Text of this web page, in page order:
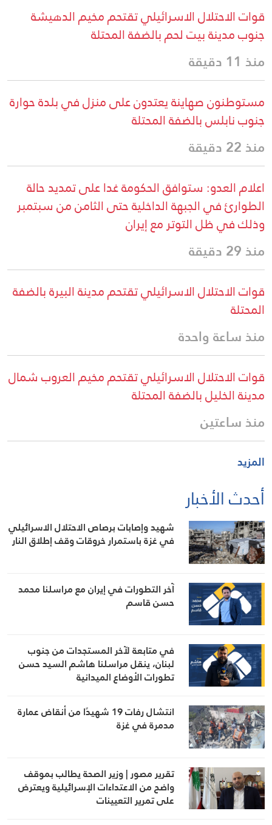
قوات الاحتلال الاسرائيلي تقتحم مخيم الدهيشة
جنوب مدينة بيت لحم بالضفة المحتلة
منذ 11 دقيقة
مستوطنون صهاينة يعتدون على منزل في بلدة حوارة
جنوب نابلس بالضفة المحتلة
منذ 22 دقيقة
اعلام العدو: ستوافق الحكومة غدا على تمديد حالة
الطوارئ في الجبهة الداخلية حتى الثامن من سبتمبر
وذلك في ظل التوتر مع إيران
منذ 29 دقيقة
قوات الاحتلال الاسرائيلي تقتحم مدينة البيرة بالضفة
المحتلة
منذ ساعة واحدة
قوات الاحتلال الاسرائيلي تقتحم مخيم العروب شمال
مدينة الخليل بالضفة المحتلة
منذ ساعتين
المزيد
أحدث الأخبار
شهيد وإصابات برصاص الاحتلال الاسرائيلي
في غزة باستمرار خروقات وقف إطلاق النار
آخر التطورات في إيران مع مراسلنا محمد
حسن قاسم
في متابعة لآخر المستجدات من جنوب
لبنان، ينقل مراسلنا هاشم السيد حسن
تطورات الأوضاع الميدانية
انتشال رفات 19 شهيدًا من أنقاض عمارة
مدمرة في غزة
تقرير مصور | وزير الصحة يطالب بموقف
واضح من الاعتداءات الإسرائيلية ويعترض
على تمرير التعيينات